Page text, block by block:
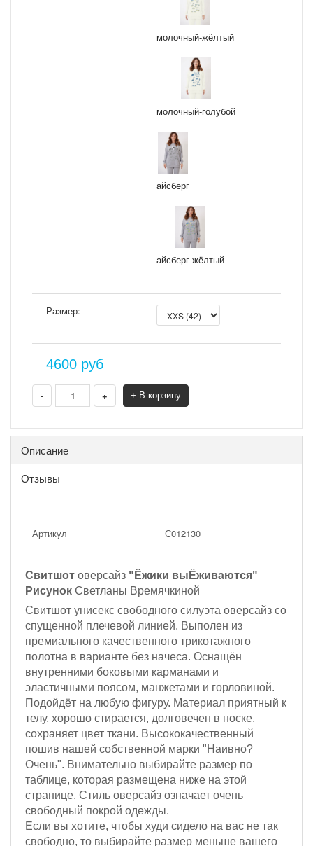
молочный-жёлтый
молочный-голубой
айсберг
айсберг-жёлтый
Размер:
4600 руб
- + + В корзину
Описание
Отзывы
Артикул С012130
Свитшот оверсайз "Ёжики выЁживаются"
Рисунок Светланы Времячкиной
Свитшот унисекс свободного силуэта оверсайз со
спущенной плечевой линией. Выполен из
премиального качественного трикотажного
полотна в варианте без начеса. Оснащён
внутренними боковыми карманами и
эластичными поясом, манжетами и горловиной.
Подойдёт на любую фигуру. Материал приятный к
телу, хорошо стирается, долговечен в носке,
сохраняет цвет ткани. Высококачественный
пошив нашей собственной марки "Наивно?
Очень". Внимательно выбирайте размер по
таблице, которая размещена ниже на этой
странице. Стиль оверсайз означает очень
свободный покрой одежды.
Если вы хотите, чтобы худи сидело на вас не так
свободно, то выбирайте размер меньше вашего